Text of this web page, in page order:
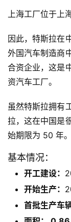
上海工厂位于上
因此，特斯拉在
外国汽车制造商
合资企业，这是
资汽车工厂。
虽然特斯拉拥有
拉，这在中国是
始期限为 50 年。
基本情况：
开工建设：
开始生产：
首批生产车辆